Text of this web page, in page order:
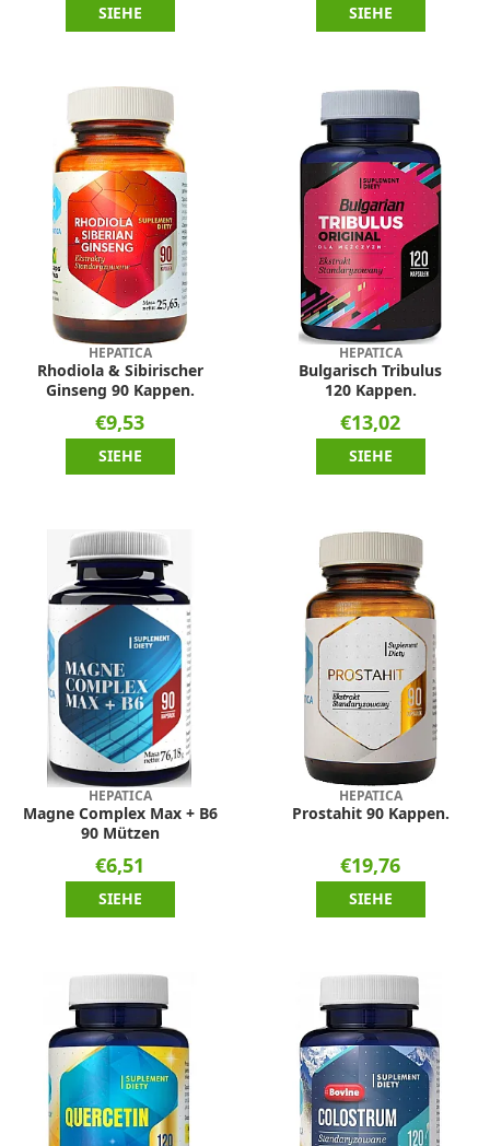
SIEHE SIEHE
HEPATICA
Rhodiola & Sibirischer
Ginseng 90 Kappen.
€9,53
SIEHE
HEPATICA
Bulgarisch Tribulus
120 Kappen.
€13,02
SIEHE
HEPATICA
Magne Complex Max + B6
90 Mützen
€6,51
SIEHE
HEPATICA
Prostahit 90 Kappen.
€19,76
SIEHE